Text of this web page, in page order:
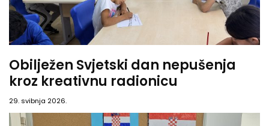
Obilježen Svjetski dan nepušenja
kroz kreativnu radionicu
29. svibnja 2026.